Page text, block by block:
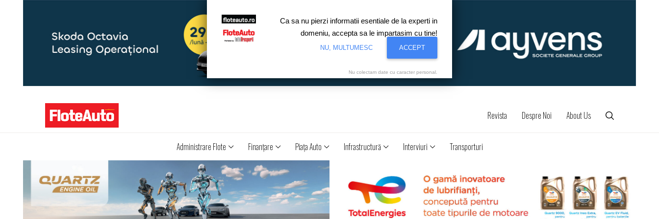
Revista Despre Noi About Us
Administrare Flote Finanţare Piaţa Auto Infrastructură Interviuri Transporturi
Ca sa nu pierzi informatii esentiale de la experti in
domeniu, accepta sa le impartasim cu tine!
NU, MULTUMESC ACCEPT
Nu colectam date cu caracter personal.